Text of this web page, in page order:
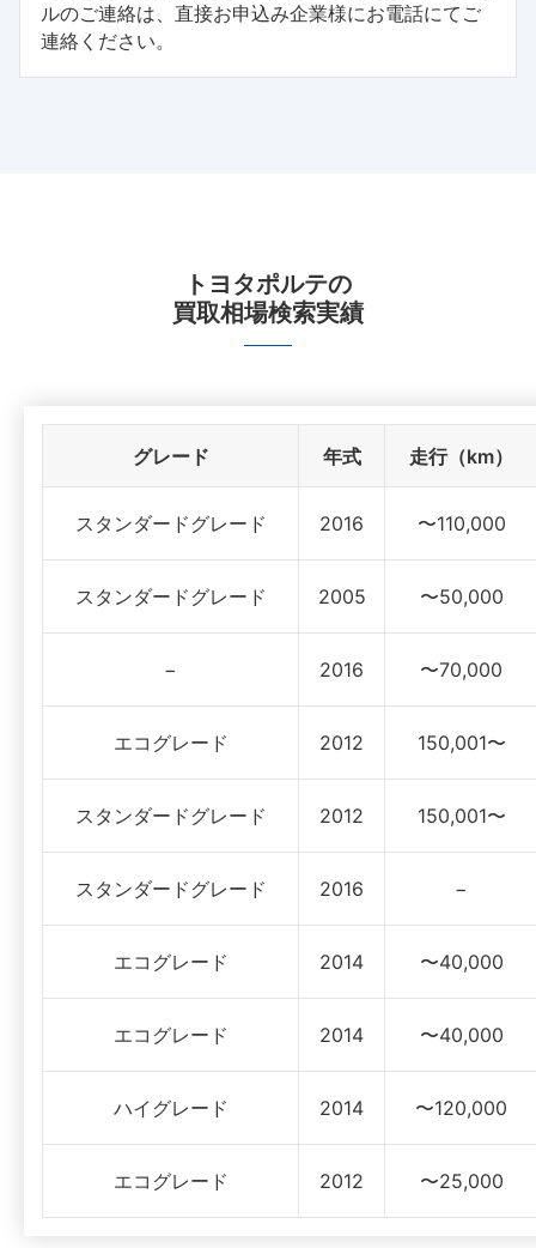
ルのご連絡は、直接お申込み企業様にお電話にてご
連絡ください。
トヨタポルテの
買取相場検索実績
グレード 年式 走行（km）
スタンダードグレード 2016 〜110,000
スタンダードグレード 2005 〜50,000
− 2016 〜70,000
エコグレード 2012 150,001〜
スタンダードグレード 2012 150,001〜
スタンダードグレード 2016 −
エコグレード 2014 〜40,000
エコグレード 2014 〜40,000
ハイグレード 2014 〜120,000
エコグレード 2012 〜25,000